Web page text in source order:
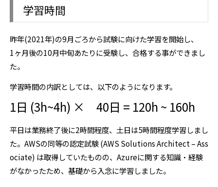
学習時間
昨年(2021年)の9月ごろから試験に向けた学習を開始し、
1ヶ月後の10月中旬あたりに受験し、合格する事ができまし
た。
学習時間の内訳としては、以下のようになります。
1日 (3h~4h) × 40日 = 120h ~ 160h
平日は業務終了後に2時間程度、土日は5時間程度学習しまし
た。AWSの同等の認定試験 (AWS Solutions Architect – Ass
ociate) は取得していたものの、Azureに関する知識・経験
がなかったため、基礎から入念に学習しました。